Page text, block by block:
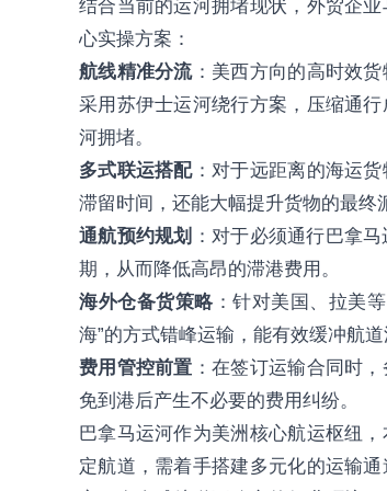
结合当前的运河拥堵现状，外贸企
心实操方案：
航线精准分流：美西方向的高时效
采用苏伊士运河绕行方案，压缩通
河拥堵。
多式联运搭配：对于远距离的海运
滞留时间，还能大幅提升货物的最终
通航预约规划 ：对于必须通行巴拿
期，从而降低高昂的滞港费用。
海外仓备货策略 ：针对美国、拉美
海”的方式错峰运输，能有效缓冲航
费用管控前置 ：在签订运输合同时
免到港后产生不必要的费用纠纷。
巴拿马运河作为美洲核心航运枢纽
定航道，需着手搭建多元化的运输